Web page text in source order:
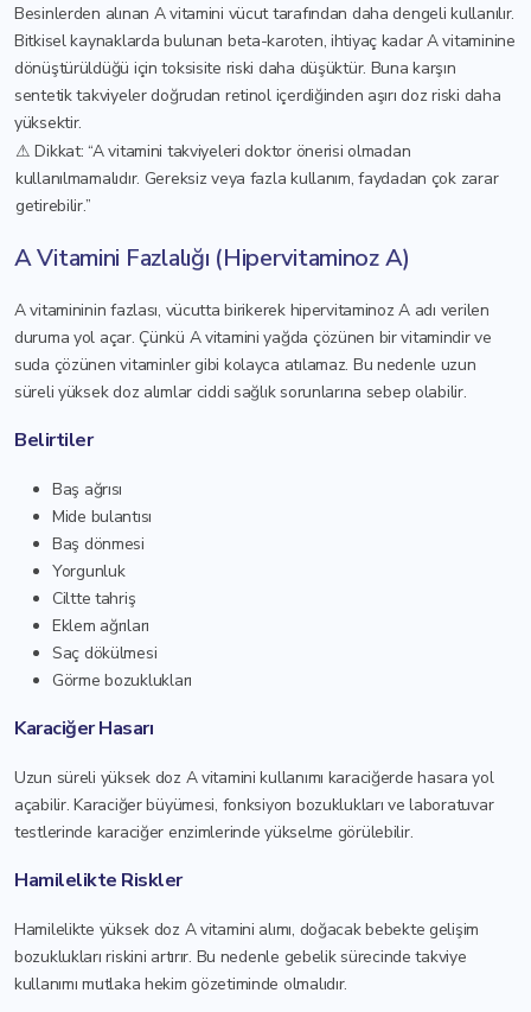
Besinlerden alınan A vitamini vücut tarafından daha dengeli kullanılır.
Bitkisel kaynaklarda bulunan beta-karoten, ihtiyaç kadar A vitaminine
dönüştürüldüğü için toksisite riski daha düşüktür. Buna karşın
sentetik takviyeler doğrudan retinol içerdiğinden aşırı doz riski daha
yüksektir.
⚠ Dikkat: “A vitamini takviyeleri doktor önerisi olmadan
kullanılmamalıdır. Gereksiz veya fazla kullanım, faydadan çok zarar
getirebilir.”
A Vitamini Fazlalığı (Hipervitaminoz A)
A vitamininin fazlası, vücutta birikerek hipervitaminoz A adı verilen
duruma yol açar. Çünkü A vitamini yağda çözünen bir vitamindir ve
suda çözünen vitaminler gibi kolayca atılamaz. Bu nedenle uzun
süreli yüksek doz alımlar ciddi sağlık sorunlarına sebep olabilir.
Belirtiler
Baş ağrısı
Mide bulantısı
Baş dönmesi
Yorgunluk
Ciltte tahriş
Eklem ağrıları
Saç dökülmesi
Görme bozuklukları
Karaciğer Hasarı
Uzun süreli yüksek doz A vitamini kullanımı karaciğerde hasara yol
açabilir. Karaciğer büyümesi, fonksiyon bozuklukları ve laboratuvar
testlerinde karaciğer enzimlerinde yükselme görülebilir.
Hamilelikte Riskler
Hamilelikte yüksek doz A vitamini alımı, doğacak bebekte gelişim
bozuklukları riskini artırır. Bu nedenle gebelik sürecinde takviye
kullanımı mutlaka hekim gözetiminde olmalıdır.